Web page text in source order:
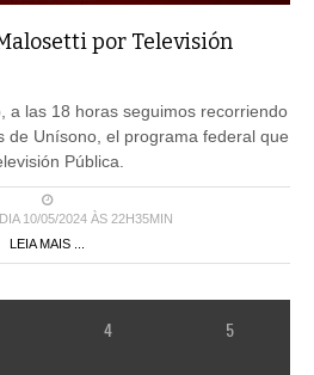
por Televisión
a las 18 horas seguimos recorriendo
de Unísono, el programa federal que
Pública.
10/05/2024 ÀS 22H35MIN
LEIA MAIS ...
4 5